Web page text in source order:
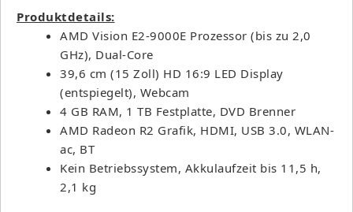
Produktdetails:
AMD Vision E2-9000E Prozessor (bis zu 2,0
GHz), Dual-Core
39,6 cm (15 Zoll) HD 16:9 LED Display
(entspiegelt), Webcam
4 GB RAM, 1 TB Festplatte, DVD Brenner
AMD Radeon R2 Grafik, HDMI, USB 3.0, WLAN-
ac, BT
Kein Betriebssystem, Akkulaufzeit bis 11,5 h,
2,1 kg